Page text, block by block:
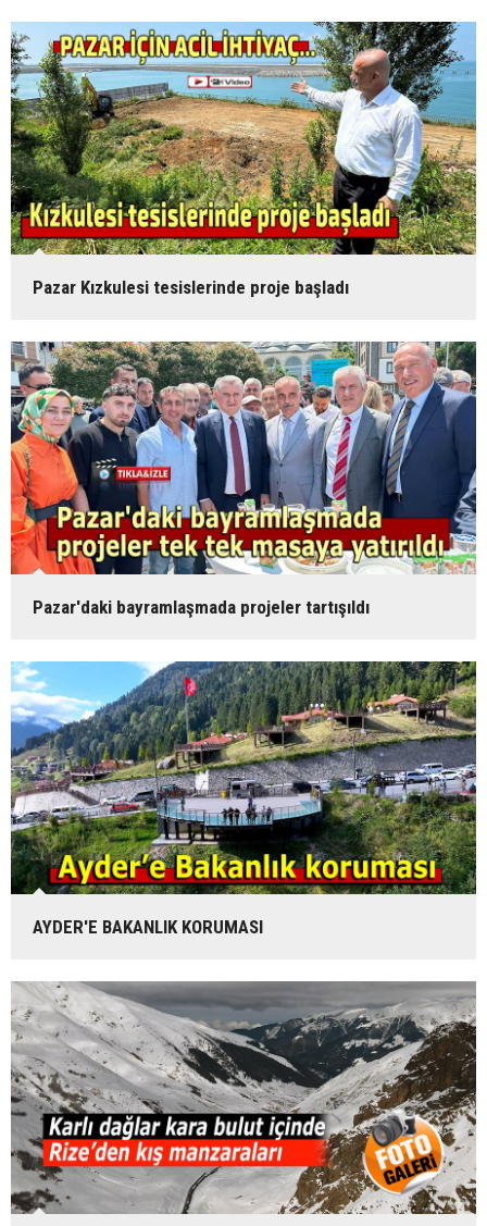
Pazar Kızkulesi tesislerinde proje başladı
Pazar'daki bayramlaşmada projeler tartışıldı
AYDER'E BAKANLIK KORUMASI